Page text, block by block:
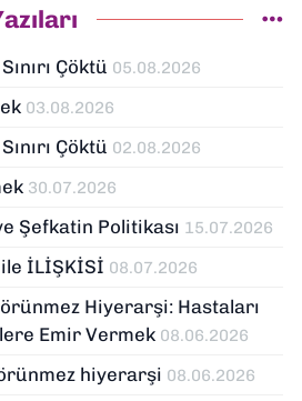
Çöktü 05.08.2026
03.08.2026
Çöktü 02.08.2026
30.07.2026
Şefkatin Politikası 15.07.2026
ile İLİŞKİSİ 08.07.2026
Hiyerarşi: Hastaları
Emir Vermek 08.06.2026
hiyerarşi 08.06.2026